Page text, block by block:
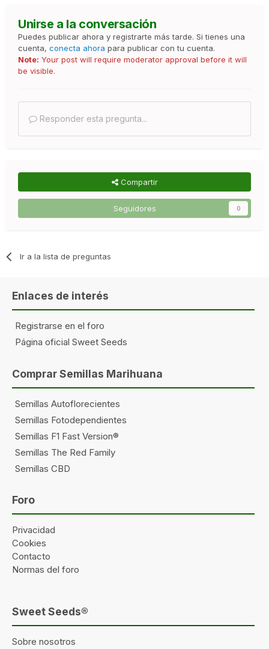
Unirse a la conversación
Puedes publicar ahora y registrarte más tarde. Si tienes una
cuenta, conecta ahora para publicar con tu cuenta.
Note: Your post will require moderator approval before it will
be visible.
Responder esta pregunta...
Compartir
Seguidores 0
Ir a la lista de preguntas
Enlaces de interés
Registrarse en el foro
Página oficial Sweet Seeds
Comprar Semillas Marihuana
Semillas Autoflorecientes
Semillas Fotodependientes
Semillas F1 Fast Version®
Semillas The Red Family
Semillas CBD
Foro
Privacidad
Cookies
Contacto
Normas del foro
Sweet Seeds®
Sobre nosotros